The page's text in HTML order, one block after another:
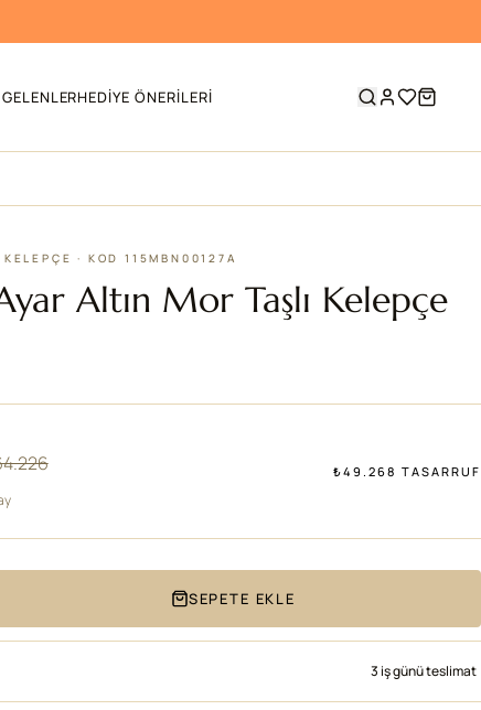
HEDIYE ÖNERILERI
· KOD 115MBN00127A
Altın Mor Taşlı Kelepçe
₺49.268 TASARRUF
SEPETE EKLE
3 iş günü teslimat